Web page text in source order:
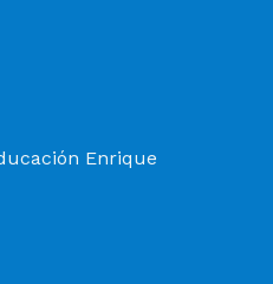
Enrique